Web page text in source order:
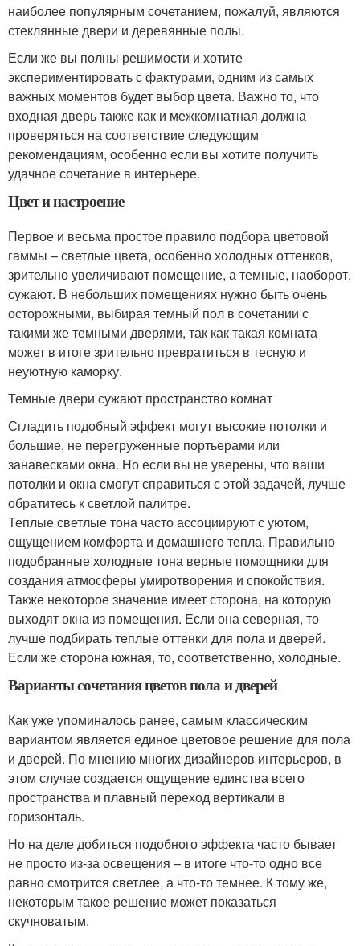
наиболее популярным сочетанием, пожалуй, являются
стеклянные двери и деревянные полы.
Если же вы полны решимости и хотите
экспериментировать с фактурами, одним из самых
важных моментов будет выбор цвета. Важно то, что
входная дверь также как и межкомнатная должна
проверяться на соответствие следующим
рекомендациям, особенно если вы хотите получить
удачное сочетание в интерьере.
Цвет и настроение
Первое и весьма простое правило подбора цветовой
гаммы – светлые цвета, особенно холодных оттенков,
зрительно увеличивают помещение, а темные, наоборот,
сужают. В небольших помещениях нужно быть очень
осторожными, выбирая темный пол в сочетании с
такими же темными дверями, так как такая комната
может в итоге зрительно превратиться в тесную и
неуютную каморку.
Темные двери сужают пространство комнат
Сгладить подобный эффект могут высокие потолки и
большие, не перегруженные портьерами или
занавесками окна. Но если вы не уверены, что ваши
потолки и окна смогут справиться с этой задачей, лучше
обратитесь к светлой палитре.
Теплые светлые тона часто ассоциируют с уютом,
ощущением комфорта и домашнего тепла. Правильно
подобранные холодные тона верные помощники для
создания атмосферы умиротворения и спокойствия.
Также некоторое значение имеет сторона, на которую
выходят окна из помещения. Если она северная, то
лучше подбирать теплые оттенки для пола и дверей.
Если же сторона южная, то, соответственно, холодные.
Варианты сочетания цветов пола и дверей
Как уже упоминалось ранее, самым классическим
вариантом является единое цветовое решение для пола
и дверей. По мнению многих дизайнеров интерьеров, в
этом случае создается ощущение единства всего
пространства и плавный переход вертикали в
горизонталь.
Но на деле добиться подобного эффекта часто бывает
не просто из-за освещения – в итоге что-то одно все
равно смотрится светлее, а что-то темнее. К тому же,
некоторым такое решение может показаться
скучноватым.